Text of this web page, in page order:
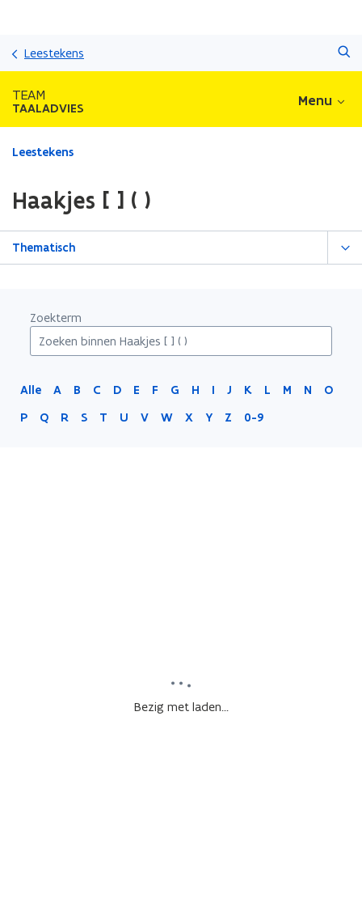
Leestekens
TEAM
TAALADVIES Menu
Gedaan
zich
op:
Haakjes
Leestekens
Haakjes [ ] ( )
Thematisch
Zoekterm
Alle A B C D E F G H I J K L M N
O
P
Q R S T U V W X Y Z 0-9
Bezig met laden...